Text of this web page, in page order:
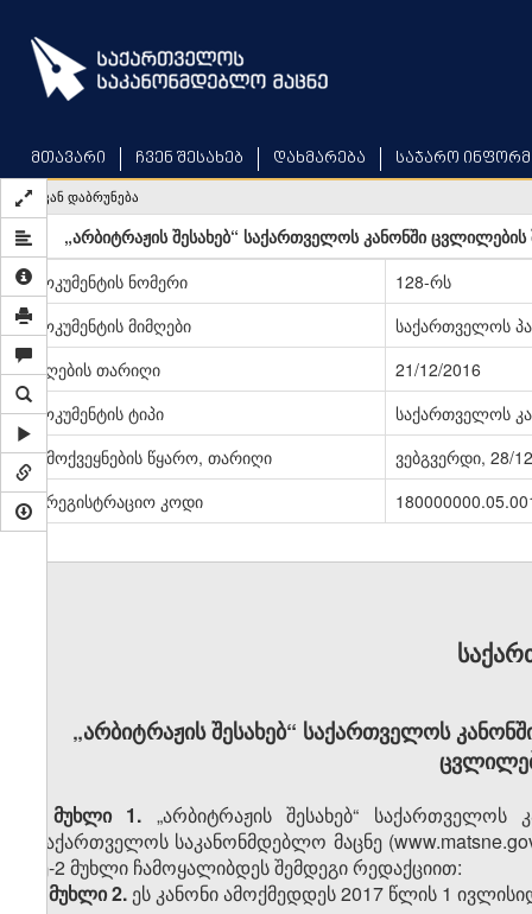
main
content
მთავარი ჩვენ შესახებ დახმარება საჯარო
უკან დაბრუნება
„არბიტრაჟის შესახებ“ საქართველოს კანონში
დოკუმენტის ნომერი
128-რს
დოკუმენტის მიმღები
საქართველოს
მიღების თარიღი
21/12/2016
დოკუმენტის ტიპი
საქართველოს
გამოქვეყნების წყარო, თარიღი
ვებგვერდი, 28/
სარეგისტრაციო კოდი
„არბიტრაჟის შესახებ“ საქართველოს
მუხლი 1. „არბიტრაჟის შესახებ“
(საქართველოს საკანონმდებლო მაცნე
მე-2 მუხლი ჩამოყალიბდეს შემდეგი რედაქციით:
„მუხლი 2. ეს კანონი ამოქმედდეს 2017 წლის 1